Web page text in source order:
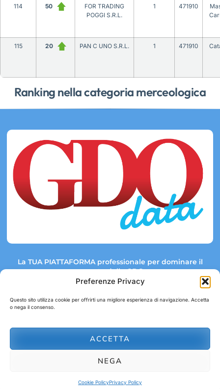
Preferenze Privacy
Questo sito utilizza cookie per offrirti una migliore esperienza di navigazione. Accetta
o nega il consenso.
ACCETTA
NEGA
Cookie PolicyPrivacy Policy
Ranking nella categoria merceologica
114 50
FOR TRADING
POGGI S.R.L.
1 471910
115 20 PAN C UNO S.R.L. 1 471910
La TUA PIATTAFORMA professionale per dominare il
mercato della GDO.
Link rapidi:
abbonamenti@gdodata.it
© 2026 GDOData.it - PR Italia Edizioni srl - P.Iva: 03044390353